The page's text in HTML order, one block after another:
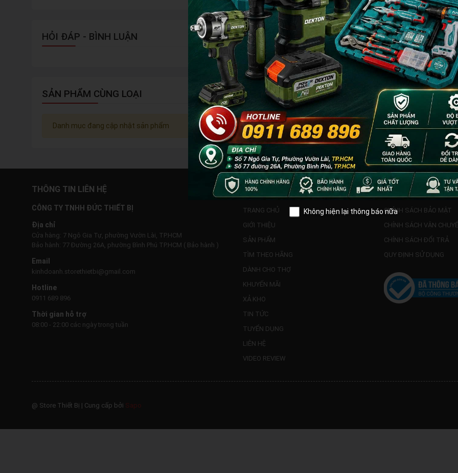
HỎI ĐÁP - BÌNH LUẬN
SẢN PHẨM CÙNG LOẠI
Danh mục đang cập nhật sản phẩm
THÔNG TIN LIÊN HỆ
CÔNG TY TNHH ĐỨC THIẾT BỊ
Địa chỉ
Cửa hàng: 7 Ngô Gia Tự, phường Vườn Lài, TP.HCM
Bảo hành: 77 Đường 26A, phường Bình Phú TP.HCM ( Bảo hành )
Email
kinhdoanh.storethietbi@gmail.com
Hotline
0911 689 896
Thời gian hỗ trợ
08:00 - 22:00 các ngày trong tuần
HƯỚNG DẪN
TRANG CHỦ
GIỚI THIỆU
SẢN PHẨM
TÌM THEO HÃNG
DÀNH CHO THỢ
KHUYẾN MÃI
XẢ KHO
TIN TỨC
TUYỂN DỤNG
LIÊN HỆ
VIDEO REVIEW
CHĂM SÓC KHÁCH
CHÍNH SÁCH BẢO MẬT
CHÍNH SÁCH VẬN
CHÍNH SÁCH ĐỔI TRẢ
QUY ĐỊNH SỬ DỤNG
@ Store Thiết Bị | Cung cấp bởi Sapo
Không hiện lại thông báo nữa